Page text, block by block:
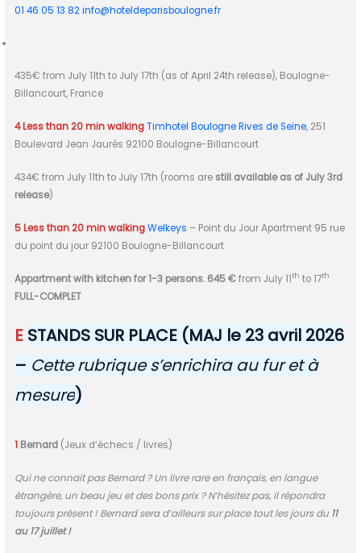
01 46 05 13 82 info@hoteldeparisboulogne.fr
435€ from July 11th to July 17th (as of April 24th release), Boulogne-
Billancourt, France
4 Less than 20 min walking Timhotel Boulogne Rives de Seine, 251
Boulevard Jean Jaurès 92100 Boulogne-Billancourt
434€ from July 11th to July 17th (rooms are still available as of July 3rd
release)
5 Less than 20 min walking Welkeys – Point du Jour Apartment 95 rue
du point du jour 92100 Boulogne-Billancourt
Appartment with kitchen for 1-3 persons. 645 €from July 11th to 17th
FULL-COMPLET
E STANDS SUR PLACE (MAJ le 23 avril 2026
– Cette rubrique s’enrichira au fur et à
mesure)
1 Bernard (Jeux d’échecs / livres)
Qui ne connait pas Bernard ? Un livre rare en français, en langue
étrangère, un beau jeu et des bons prix ? N’hésitez pas, il répondra
toujours présent ! Bernard sera d’ailleurs sur place tout les jours du 11
au 17 juillet !